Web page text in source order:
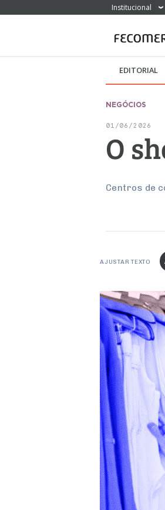
Institucional
EDITORIAL
NEGÓCIOS
01/06/2026
O
Centros de
AJUSTAR TEXTO